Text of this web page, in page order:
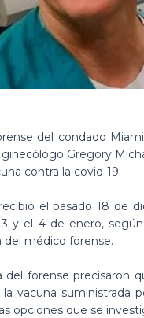
del condado
Gregory
contra la covid-19.
el pasado 18 de
y el 4 de enero, según
del médico forense.
del forense precisaron
vacuna suministrada
opciones que se